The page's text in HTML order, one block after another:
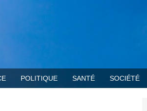
POLITIQUE SANTÉ SOCIÉTÉ